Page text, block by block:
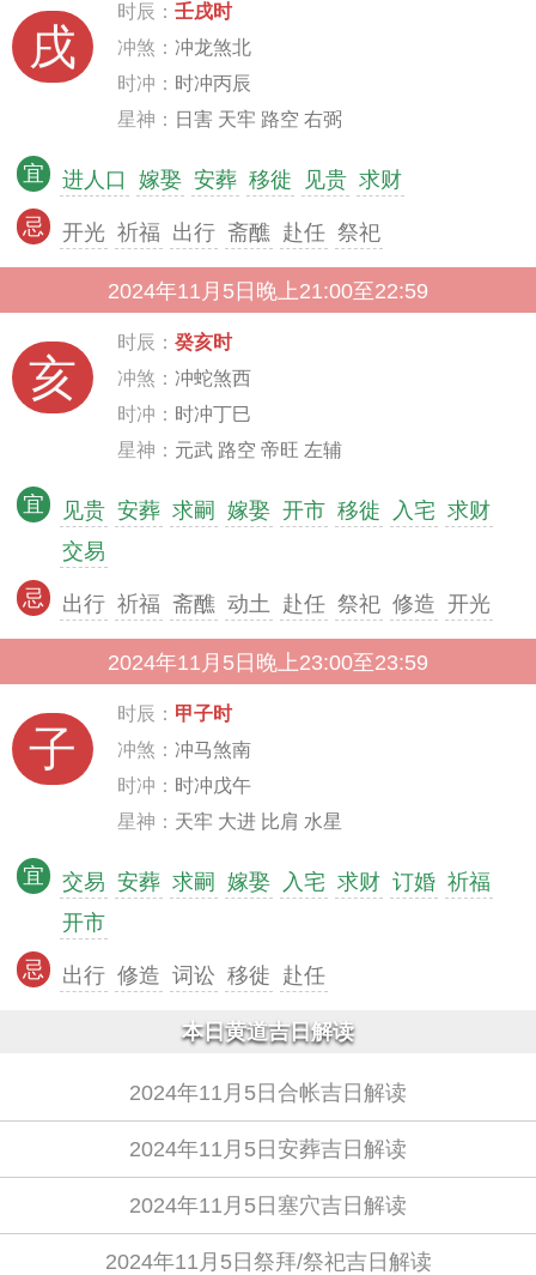
戌
时辰： 壬戌时
冲煞： 冲龙煞北
时冲： 时冲丙辰
星神： 日害 天牢 路空 右弼
宜 进人口 嫁娶 安葬 移徙 见贵 求财
忌 开光 祈福 出行 斋醮 赴任 祭祀
2024年11月5日晚上21:00至22:59
亥
时辰： 癸亥时
冲煞： 冲蛇煞西
时冲： 时冲丁巳
星神： 元武 路空 帝旺 左辅
宜 见贵 安葬 求嗣 嫁娶 开市 移徙 入宅 求财
交易
忌 出行 祈福 斋醮 动土 赴任 祭祀 修造 开光
2024年11月5日晚上23:00至23:59
子
时辰： 甲子时
冲煞： 冲马煞南
时冲： 时冲戊午
星神： 天牢 大进 比肩 水星
宜 交易 安葬 求嗣 嫁娶 入宅 求财 订婚 祈福
开市
忌 出行 修造 词讼 移徙 赴任
本日黄道吉日解读
2024年11月5日合帐吉日解读
2024年11月5日安葬吉日解读
2024年11月5日塞穴吉日解读
2024年11月5日祭拜/祭祀吉日解读